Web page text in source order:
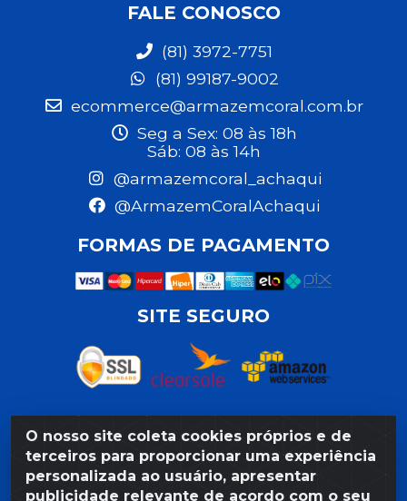
O nosso site coleta cookies próprios e de
terceiros para proporcionar uma experiência
personalizada ao usuário, apresentar
publicidade relevante de acordo com o seu
FALE CONOSCO
(81) 3972-7751
(81) 99187-9002
ecommerce@armazemcoral.com.br
Seg a Sex: 08 às 18h
Sáb: 08 às 14h
@armazemcoral_achaqui
@ArmazemCoralAchaqui
FORMAS DE PAGAMENTO
SITE SEGURO
Razão Social: Armazém Coral LTDA - Rua da Praia,
103 - São José - Recife/PE - CEP 50020-550 -
CNPJ 11.623.188/0027-80